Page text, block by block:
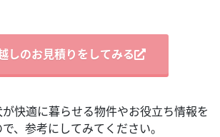
しのお見積りをしてみる
快適に暮らせる物件やお役立ち情報を
、参考にしてみてください。